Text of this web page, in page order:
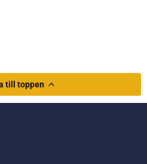
till toppen